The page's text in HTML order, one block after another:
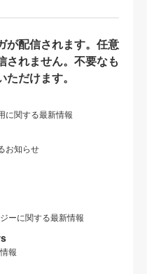
が配信されます。任意
されません。不要なも
だけます。
に関する最新情報
お知らせ
ーに関する最新情報
報